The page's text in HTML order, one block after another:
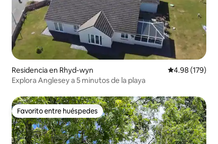
Residencia en Rhyd-wyn Calificación
4.98 (179)
Explora Anglesey a 5 minutos de la playa
Favorito entre huéspedes
Favorito entre huéspedes